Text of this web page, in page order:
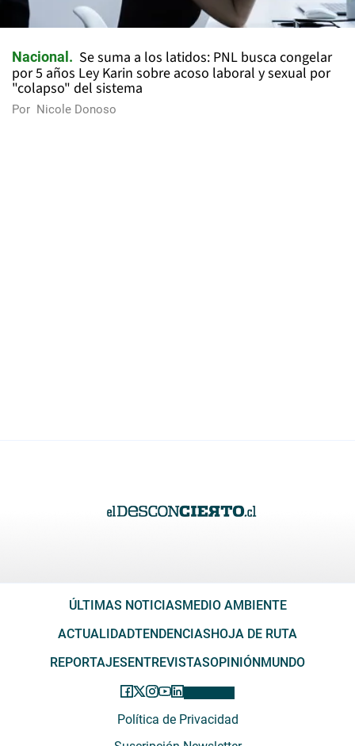
Nacional
Se suma a los latidos: PNL busca congelar
por 5 años Ley Karin sobre acoso laboral y sexual por
"colapso" del sistema
Por Nicole Donoso
ÚLTIMAS NOTICIAS MEDIO AMBIENTE
ACTUALIDADTENDENCIAS HOJA DE RUTA
REPORTAJES ENTREVISTASOPINIÓN MUNDO
Política de Privacidad